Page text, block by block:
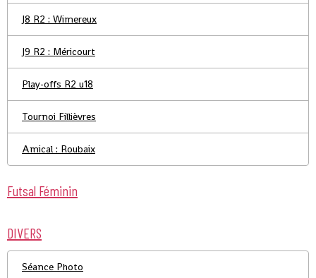
J8 R2 : Wimereux
J9 R2 : Méricourt
Play-offs R2 u18
Tournoi Fillièvres
Amical : Roubaix
Futsal Féminin
DIVERS
Séance Photo